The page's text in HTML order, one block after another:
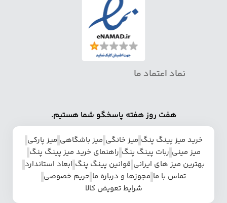
نماد اعتماد ما
هفت روز هفته پاسخگو شما هستیم.
خرید میز پینگ پنگ میز خانگی میز باشگاهی میز پارکی
میز مینی ربات پینگ پنگ راهنمای خرید میز پینگ پنگ
بهترین میز های ایرانی قوانین پینگ پنگ ابعاد استاندارد
تماس با ما مجوزها و درباره ما حریم خصوصی
شرایط تعویض کالا